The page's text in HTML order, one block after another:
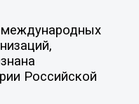
Российской